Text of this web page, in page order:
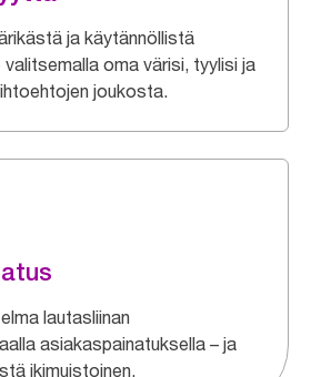
ja käytännöllistä
valitsemalla oma värisi, tyylisi ja
joukosta.
lautasliinan
asiakaspainatuksella – ja
ikimuistoinen.